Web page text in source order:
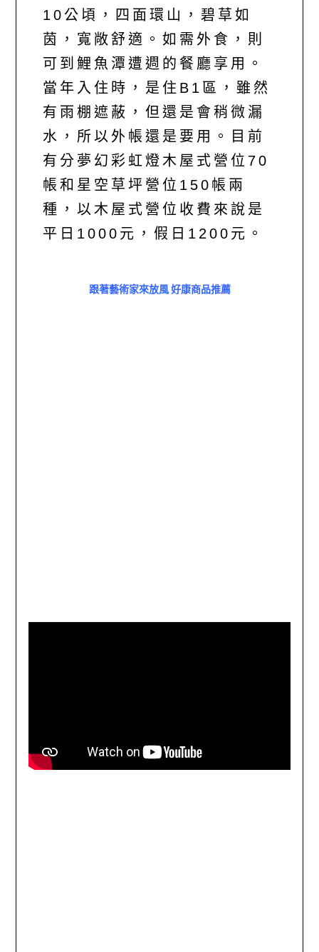
10公頃，四面環山，碧草如
茵，寬敞舒適。如需外食，則
可到鯉魚潭遭週的餐廳享用。
當年入住時，是住B1區，雖然
有雨棚遮蔽，但還是會稍微漏
水，所以外帳還是要用。目前
有分夢幻彩虹燈木屋式營位70
帳和星空草坪營位150帳兩
種，以木屋式營位收費來說是
平日1000元，假日1200元。
跟著藝術家來放風 好康商品推薦